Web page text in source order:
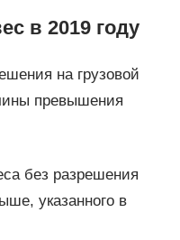
в 2019 году
на грузовой
превышения
без разрешения
указанного в